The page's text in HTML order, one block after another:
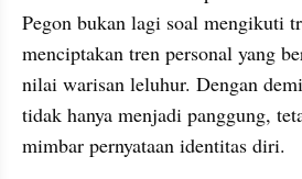
Pegon bukan lagi soal mengikuti
menciptakan tren personal yang
nilai warisan leluhur. Dengan
tidak hanya menjadi panggung,
mimbar pernyataan identitas diri.